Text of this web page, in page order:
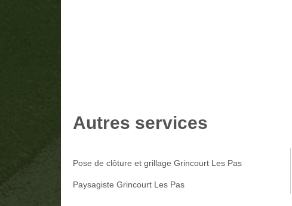
Autres services
Pose de clôture et grillage Grincourt Les Pas
Paysagiste Grincourt Les Pas